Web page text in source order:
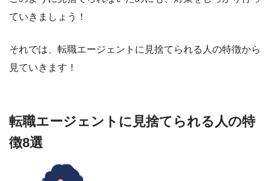
ていきましょう！
それでは、転職エージェントに見捨てられる人の特徴から
見ていきます！
転職エージェントに見捨てられる人の特
徴8選